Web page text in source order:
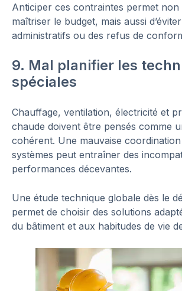
Anticiper ces contraintes permet non
maîtriser le budget, mais aussi
administratifs ou des refus de
9. Mal planifier les
spéciales
Chauffage, ventilation, électricité et
chaude doivent être pensés comme
cohérent. Une mauvaise
systèmes peut entraîner des
performances décevantes.
Une étude technique globale dès le
permet de choisir des solutions
du bâtiment et aux habitudes de vie